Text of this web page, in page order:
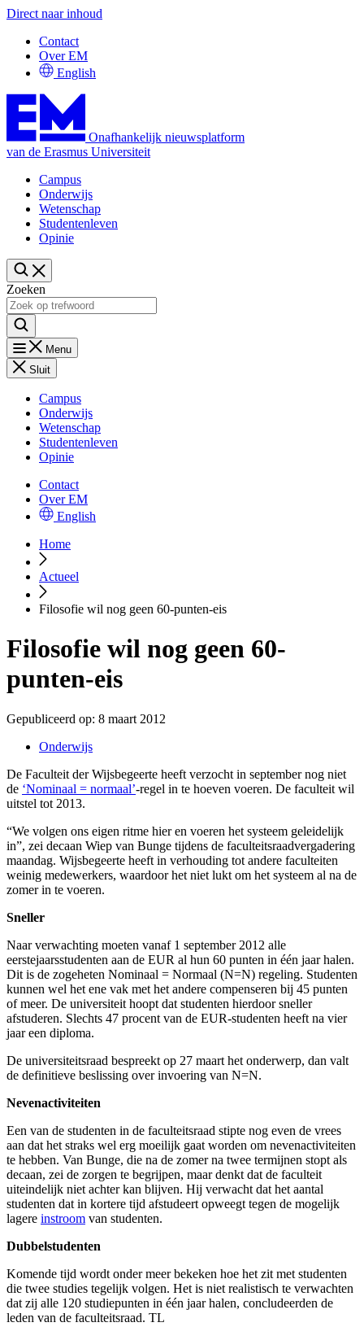
Direct naar inhoud
Contact
Over EM
English
Onafhankelijk nieuwsplatform
van de Erasmus Universiteit
Campus
Onderwijs
Wetenschap
Studentenleven
Opinie
Zoeken
Menu
Sluit
Campus
Onderwijs
Wetenschap
Studentenleven
Opinie
Contact
Over EM
English
Home
Actueel
Filosofie wil nog geen 60-punten-eis
Filosofie wil nog geen 60-
punten-eis
Gepubliceerd op: 8 maart 2012
Onderwijs
De Faculteit der Wijsbegeerte heeft verzocht in september nog niet
de ‘Nominaal = normaal’-regel in te hoeven voeren. De faculteit wil
uitstel tot 2013.
“We volgen ons eigen ritme hier en voeren het systeem geleidelijk
in”, zei decaan Wiep van Bunge tijdens de faculteitsraadvergadering
maandag. Wijsbegeerte heeft in verhouding tot andere faculteiten
weinig medewerkers, waardoor het niet lukt om het systeem al na de
zomer in te voeren.
Sneller
Naar verwachting moeten vanaf 1 september 2012 alle
eerstejaarsstudenten aan de EUR al hun 60 punten in één jaar halen.
Dit is de zogeheten Nominaal = Normaal (N=N) regeling. Studenten
kunnen wel het ene vak met het andere compenseren bij 45 punten
of meer. De universiteit hoopt dat studenten hierdoor sneller
afstuderen. Slechts 47 procent van de EUR-studenten heeft na vier
jaar een diploma.
De universiteitsraad bespreekt op 27 maart het onderwerp, dan valt
de definitieve beslissing over invoering van N=N.
Nevenactiviteiten
Een van de studenten in de faculteitsraad stipte nog even de vrees
aan dat het straks wel erg moeilijk gaat worden om nevenactiviteiten
te hebben. Van Bunge, die na de zomer na twee termijnen stopt als
decaan, zei de zorgen te begrijpen, maar denkt dat de faculteit
uiteindelijk niet achter kan blijven. Hij verwacht dat het aantal
studenten dat in kortere tijd afstudeert opweegt tegen de mogelijk
lagere instroom van studenten.
Dubbelstudenten
Komende tijd wordt onder meer bekeken hoe het zit met studenten
die twee studies tegelijk volgen. Het is niet realistisch te verwachten
dat zij alle 120 studiepunten in één jaar halen, concludeerden de
leden van de faculteitsraad. TL